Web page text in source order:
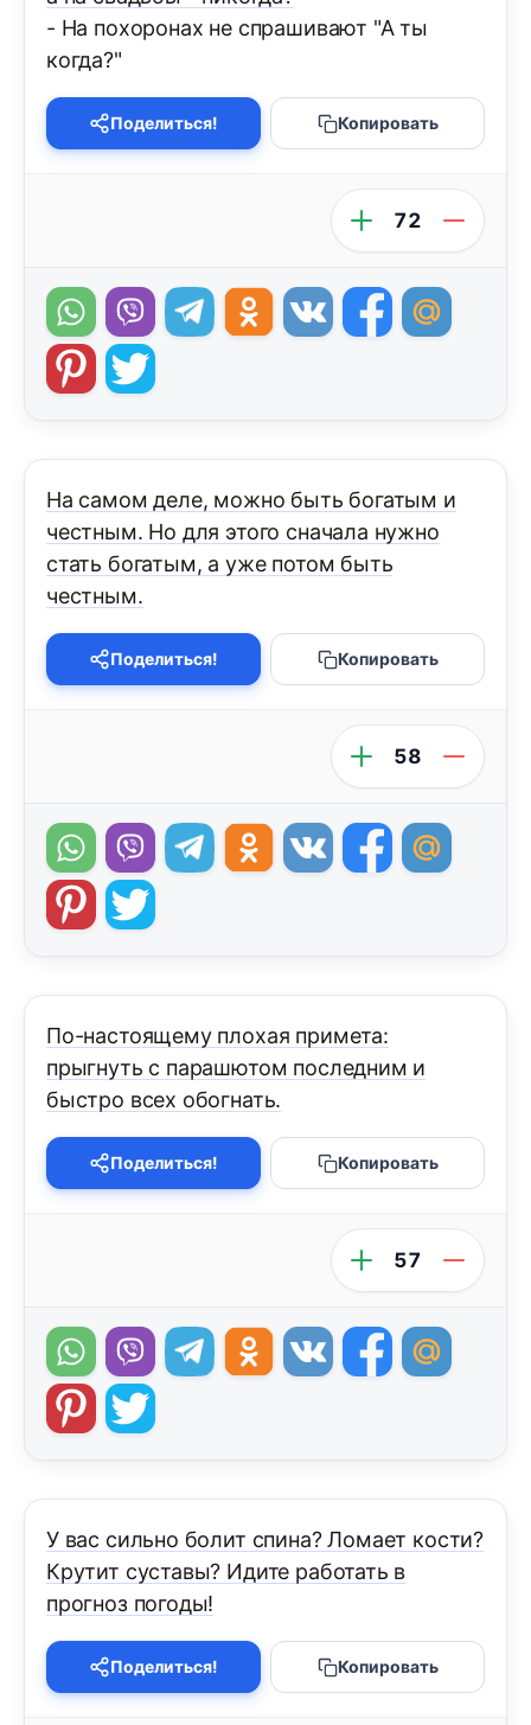
- На похоронах не спрашивают "А ты
когда?"
Поделиться! Копировать
72
На самом деле, можно быть богатым и
честным. Но для этого сначала нужно
стать богатым, а уже потом быть
честным.
Поделиться! Копировать
58
По-настоящему плохая примета:
прыгнуть с парашютом последним и
быстро всех обогнать.
Поделиться! Копировать
57
У вас сильно болит спина? Ломает кости?
Крутит суставы? Идите работать в
прогноз погоды!
Поделиться! Копировать